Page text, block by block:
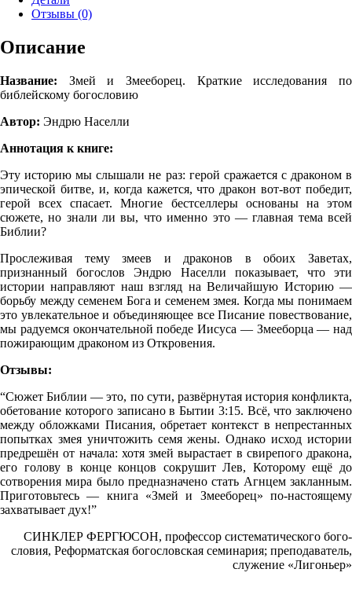
Отзывы (0)
Описание
Название: Змей и Змееборец. Краткие исследования по
библейскому богословию
Автор: Эндрю Населли
Аннотация к книге:
Эту историю мы слышали не раз: герой сражается с драконом в
эпической битве, и, когда кажется, что дракон вот-вот победит,
герой всех спасает. Многие бестселлеры основаны на этом
сюжете, но знали ли вы, что именно это — главная тема всей
Библии?
Прослеживая тему змеев и драконов в обоих Заветах,
признанный бого­слов Эндрю Населли показывает, что эти
истории направляют наш взгляд на Величайшую Историю —
борьбу между семенем Бога и семенем змея. Когда мы понимаем
это увлекательное и объединяющее все Писание пове­ствование,
мы радуемся окончательной победе Иисуса — Змееборца — над
пожирающим драконом из Откровения.
Отзывы:
“Сюжет Библии — это, по сути, развёрнутая история конфликта,
обетование которого записано в Бытии 3:15. Всё, что заключено
между обложками Писа­ния, обретает контекст в непрестанных
попытках змея уничтожить семя жены. Однако исход истории
предрешён от начала: хотя змей вырастает в свирепого дракона,
его голову в конце концов сокрушит Лев, Которому ещё до
сотво­рения мира было предназначено стать Агнцем закланным.
Приготовьтесь — книга «Змей и Змееборец» по-настоящему
захватывает дух!”
СИНКЛЕР ФЕРГЮСОН, профессор систематического бого­
словия, Реформатская богословская семинария; преподаватель,
служение «Лигоньер»